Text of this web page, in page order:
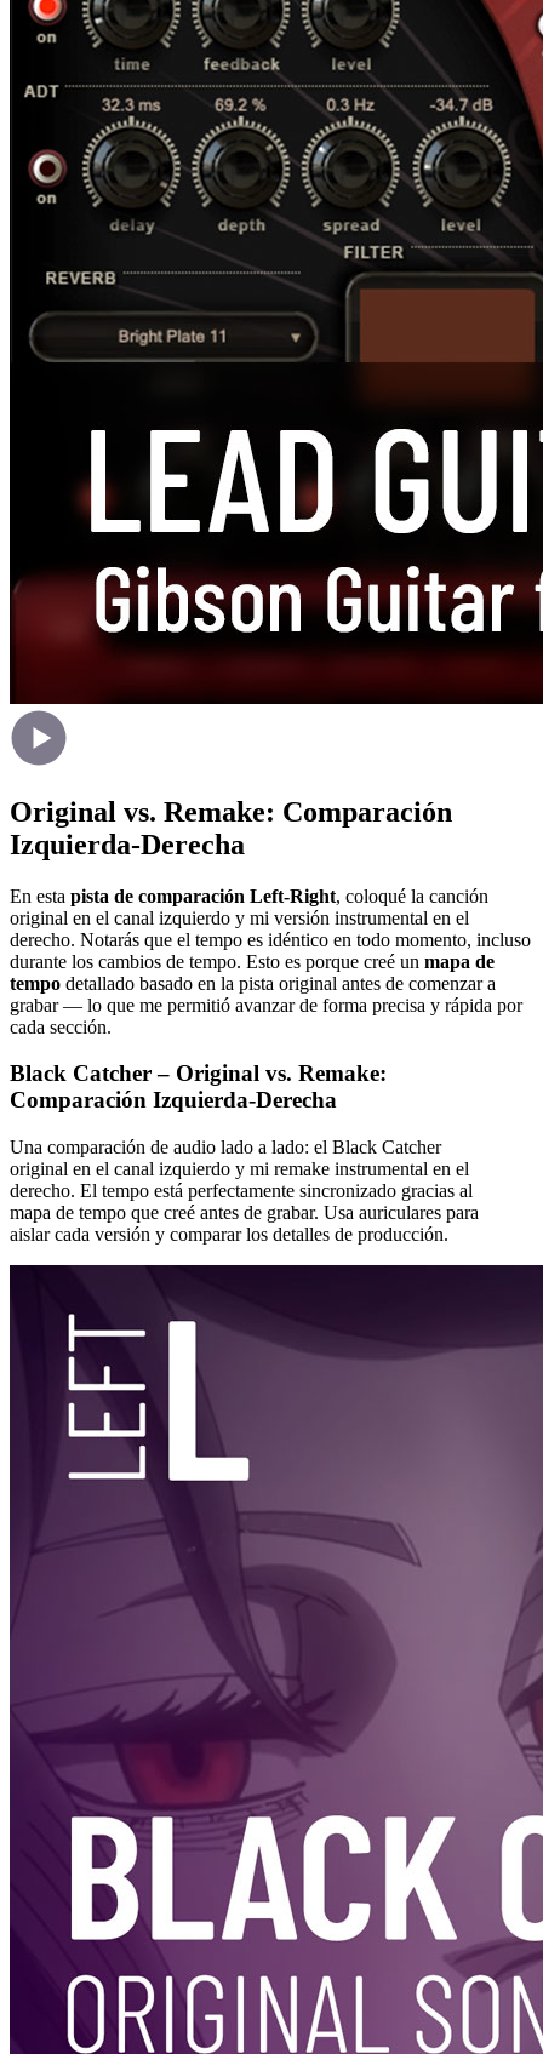
Original vs. Remake: Comparación
Izquierda-Derecha
En esta pista de comparación Left-Right, coloqué la canción
original en el canal izquierdo y mi versión instrumental en el
derecho. Notarás que el tempo es idéntico en todo momento, incluso
durante los cambios de tempo. Esto es porque creé un mapa de
tempo detallado basado en la pista original antes de comenzar a
grabar — lo que me permitió avanzar de forma precisa y rápida por
cada sección.
Black Catcher – Original vs. Remake:
Comparación Izquierda-Derecha
Una comparación de audio lado a lado: el Black Catcher
original en el canal izquierdo y mi remake instrumental en el
derecho. El tempo está perfectamente sincronizado gracias al
mapa de tempo que creé antes de grabar. Usa auriculares para
aislar cada versión y comparar los detalles de producción.